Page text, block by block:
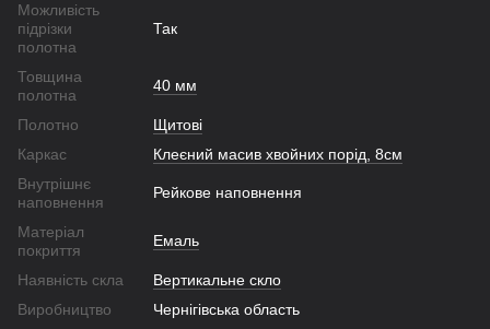
Можливість
підрізки
полотна
Так
Товщина
полотна
40 мм
Полотно
Щитові
Каркас
Клеєний масив хвойних порід, 8см
Внутрішнє
наповнення
Рейкове наповнення
Матеріал
покриття
Емаль
Наявність скла
Вертикальне скло
Виробництво
Чернігівська область